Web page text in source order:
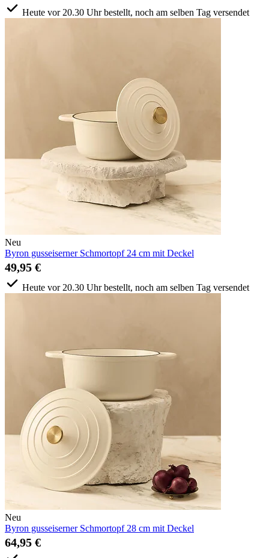
Heute vor 20.30 Uhr bestellt, noch am selben Tag versendet
Neu
Byron gusseiserner Schmortopf 24 cm mit Deckel
49,95 €
Heute vor 20.30 Uhr bestellt, noch am selben Tag versendet
Neu
Byron gusseiserner Schmortopf 28 cm mit Deckel
64,95 €